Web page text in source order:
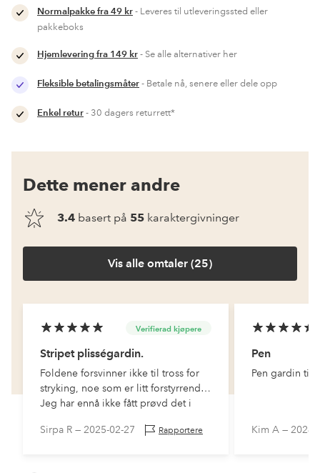
Normalpakke fra 49 kr- Leveres til utleveringssted eller
pakkeboks
Hjemlevering fra 149 kr- Se alle alternativer her
Fleksible betalingsmåter- Betale nå, senere eller dele opp
Enkel retur- 30 dagers returrett*
Dette mener andre
3.4 basert på 55 karaktergivninger
Vis alle omtaler (25)
Verifierad kjøpere
Stripet plisségardin.
Foldene forsvinner ikke til tross for
stryking, noe som er litt forstyrrende.
Jeg har ennå ikke fått prøvd det i
påvirker utseendet.
Sirpa R — 2025-02-27 Rapportere
Pen
Pen gardin til
Kim A — 2024-